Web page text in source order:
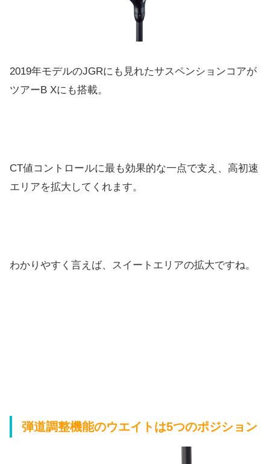
2019年モデルのJGRにも見れたサスペンションコアが
ツアーB Xにも搭載。
CT値コントロールに最も効果的な一点で支え、 高初速
エリアを拡大してくれます。
わかりやすく言えば、スイートエリアの拡大ですね。
弾道調整機能のウエイトは5つのポジション